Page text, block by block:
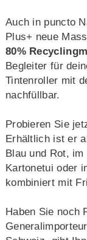
Auch in puncto
Plus+ neue
80%
Begleiter für
Tintenroller mit
nachfüllbar.
Probieren Sie
Erhältlich ist er
Blau und Rot,
Kartonetui oder
kombiniert mit
Haben Sie noch